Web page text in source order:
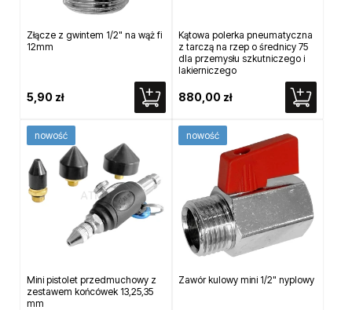
Złącze z gwintem 1/2" na wąż fi
12mm
5,90 zł
Kątowa polerka pneumatyczna
z tarczą na rzep o średnicy 75
dla przemysłu szkutniczego i
lakierniczego
880,00 zł
Mini pistolet przedmuchowy z
zestawem końcówek 13,25,35
mm
nowość
Zawór kulowy mini 1/2" nyplowy
nowość